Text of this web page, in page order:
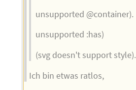
unsupported @container).
unsupported :has)
(svg doesn't support style).
Ich bin etwas ratlos,